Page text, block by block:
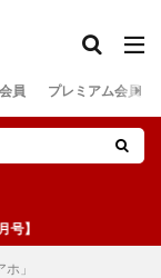
員 プレミアム会員
」